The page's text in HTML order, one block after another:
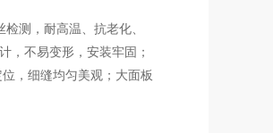
测，耐高温、抗老化、
，不易变形，安装牢固；
，细缝均匀美观；大面板